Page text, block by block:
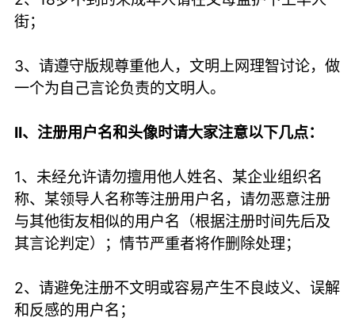
街；
3、请遵守版规尊重他人，文明上网理智讨论，做
一个为自己言论负责的文明人。
II、注册用户名和头像时请大家注意以下几点：
1、未经允许请勿擅用他人姓名、某企业组织名
称、某领导人名称等注册用户名，请勿恶意注册
与其他街友相似的用户名（根据注册时间先后及
其言论判定）；情节严重者将作删除处理；
2、请避免注册不文明或容易产生不良歧义、误解
和反感的用户名；